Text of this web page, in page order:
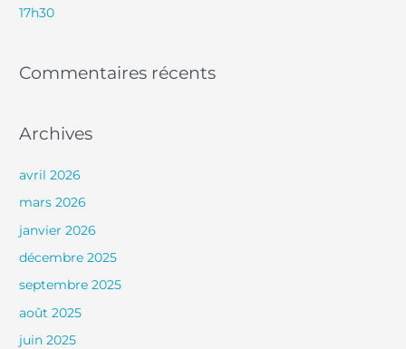
17h30
Commentaires récents
Archives
avril 2026
mars 2026
janvier 2026
décembre 2025
septembre 2025
août 2025
juin 2025